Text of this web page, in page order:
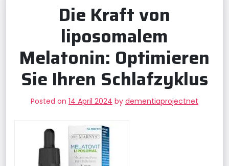
Die Kraft von
liposomalem
Melatonin: Optimieren
Sie Ihren Schlafzyklus
Posted on 14 April 2024 by dementiaprojectnet